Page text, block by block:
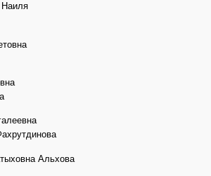
Альхова